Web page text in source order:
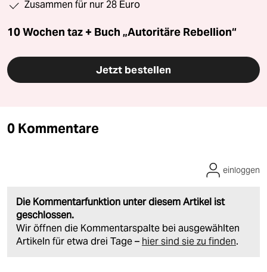
Zusammen für nur 28 Euro
10 Wochen taz + Buch „Autoritäre Rebellion“
Jetzt bestellen
0 Kommentare
Die Kommentarfunktion unter diesem Artikel ist
geschlossen.
Wir öffnen die Kommentarspalte bei ausgewählten
Artikeln für etwa drei Tage – hier sind sie zu finden.
einloggen